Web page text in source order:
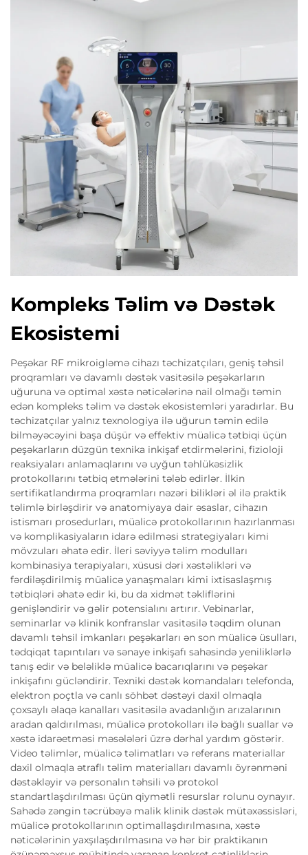
Kompleks Təlim və Dəstək
Ekosistemi
Peşəkar RF mikroigləmə cihazı təchizatçıları, geniş təhsil
proqramları və davamlı dəstək vasitəsilə peşəkarların
uğuruna və optimal xəstə nəticələrinə nail olmağı təmin
edən kompleks təlim və dəstək ekosistemləri yaradırlar. Bu
təchizatçılar yalnız texnologiya ilə uğurun təmin edilə
bilməyəcəyini başa düşür və effektiv müalicə tətbiqi üçün
peşəkarların düzgün texnika inkişaf etdirmələrini, fizioloji
reaksiyaları anlamaqlarını və uyğun təhlükəsizlik
protokollarını tətbiq etmələrini tələb edirlər. İlkin
sertifikatlandırma proqramları nəzəri bilikləri əl ilə praktik
təlimlə birləşdirir və anatomiyaya dair əsaslar, cihazın
istismarı prosedurları, müalicə protokollarının hazırlanması
və komplikasiyaların idarə edilməsi strategiyaları kimi
mövzuları əhatə edir. İleri səviyyə təlim modulları
kombinasiya terapiyaları, xüsusi dəri xəstəlikləri və
fərdiləşdirilmiş müalicə yanaşmaları kimi ixtisaslaşmış
tətbiqləri əhatə edir ki, bu da xidmət təkliflərini
genişləndirir və gəlir potensialını artırır. Vebinarlar,
seminarlar və klinik konfranslar vasitəsilə təqdim olunan
davamlı təhsil imkanları peşəkarları ən son müalicə üsulları,
tədqiqat tapıntıları və sənaye inkişafı sahəsində yeniliklərlə
tanış edir və beləliklə müalicə bacarıqlarını və peşəkar
inkişafını gücləndirir. Texniki dəstək komandaları telefonda,
elektron poçtla və canlı söhbət dəstəyi daxil olmaqla
çoxsaylı əlaqə kanalları vasitəsilə avadanlığın arızalarının
aradan qaldırılması, müalicə protokolları ilə bağlı suallar və
xəstə idarəetməsi məsələləri üzrə dərhal yardım göstərir.
Video təlimlər, müalicə təlimatları və referans materiallar
daxil olmaqla ətraflı təlim materialları davamlı öyrənməni
dəstəkləyir və personalın təhsili və protokol
standartlaşdırılması üçün qiymətli resurslar rolunu oynayır.
Sahədə zəngin təcrübəyə malik klinik dəstək mütəxəssisləri,
müalicə protokollarının optimallaşdırılmasına, xəstə
nəticələrinin yaxşılaşdırılmasına və hər bir praktikanın